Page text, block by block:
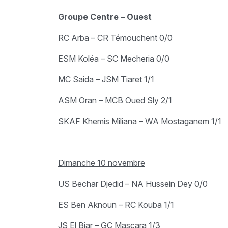
Groupe Centre – Ouest
RC Arba – CR Témouchent 0/0
ESM Koléa – SC Mecheria 0/0
MC Saida – JSM Tiaret 1/1
ASM Oran – MCB Oued Sly 2/1
SKAF Khemis Miliana – WA Mostaganem 1/1
Dimanche 10 novembre
US Bechar Djedid – NA Hussein Dey 0/0
ES Ben Aknoun – RC Kouba 1/1
JS El Biar – GC Mascara 1/3